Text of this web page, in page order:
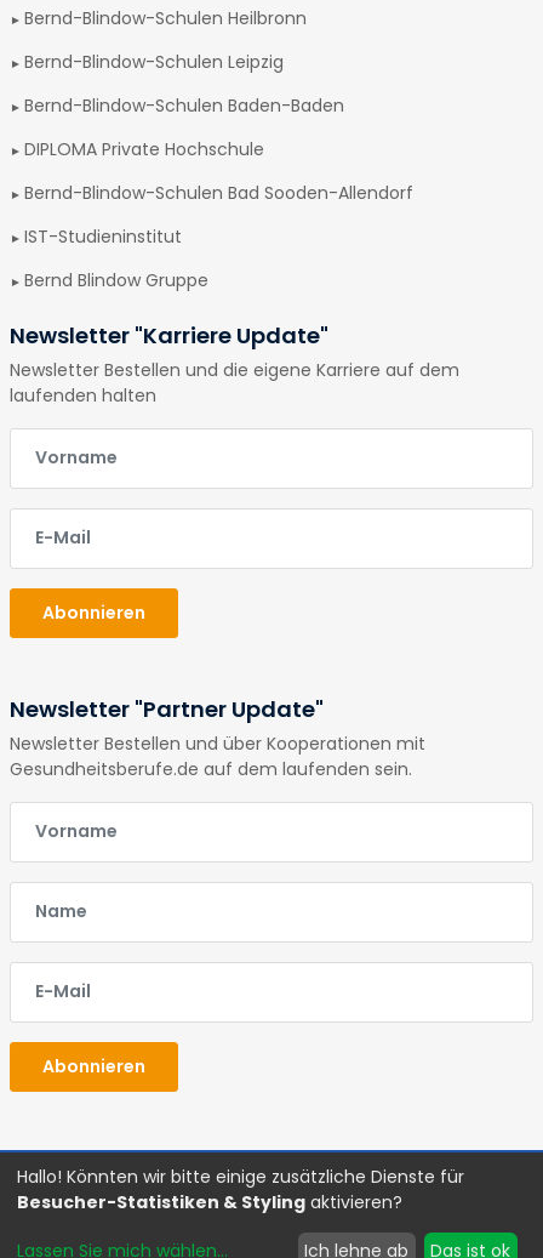
Bernd-Blindow-Schulen Heilbronn
Bernd-Blindow-Schulen Leipzig
Bernd-Blindow-Schulen Baden-Baden
DIPLOMA Private Hochschule
Bernd-Blindow-Schulen Bad Sooden-Allendorf
IST-Studieninstitut
Bernd Blindow Gruppe
Newsletter "Karriere Update"
Newsletter Bestellen und die eigene Karriere auf dem
laufenden halten
E-Mail
E-Mail
Abonnieren
Newsletter "Partner Update"
Newsletter Bestellen und über Kooperationen mit
Gesundheitsberufe.de auf dem laufenden sein.
E-Mail
E-Mail
E-Mail
Abonnieren
Glossar Impressum Datenschutz AGBs
©Copyright 2026 Gesundheitsberufe
Hallo! Könnten wir bitte einige zusätzliche Dienste für
Besucher-Statistiken & Styling aktivieren?
Lassen Sie mich wählen... Ich lehne ab Das ist ok